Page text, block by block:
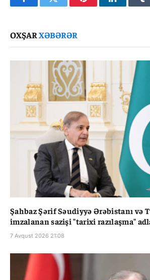
FacebookTwitter PinterestLinkedIn
OXŞARXƏBƏRƏR
Şahbaz Şərif Səudiyyə Ərəbistanı və
imzalanan sazişi "tarixi razılaşma"
7 Avqust 2026 21:08